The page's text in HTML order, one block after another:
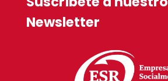
Newsletter